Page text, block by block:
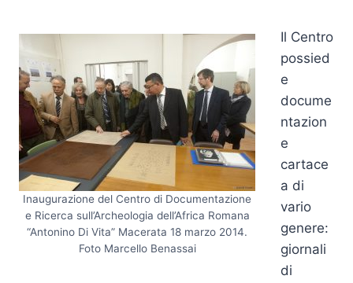
Inaugurazione del Centro di Documentazione
e Ricerca sull’Archeologia dell’Africa Romana
“Antonino Di Vita” Macerata 18 marzo 2014.
Foto Marcello Benassai
Il Centro
possied
e
docume
ntazion
e
cartace
a di
vario
genere:
giornali
di